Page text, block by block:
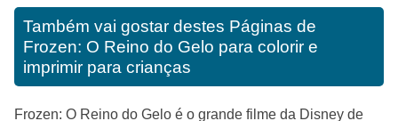
Também vai gostar destes Páginas de
Frozen: O Reino do Gelo para colorir e
imprimir para crianças
Frozen: O Reino do Gelo é o grande filme da Disney de